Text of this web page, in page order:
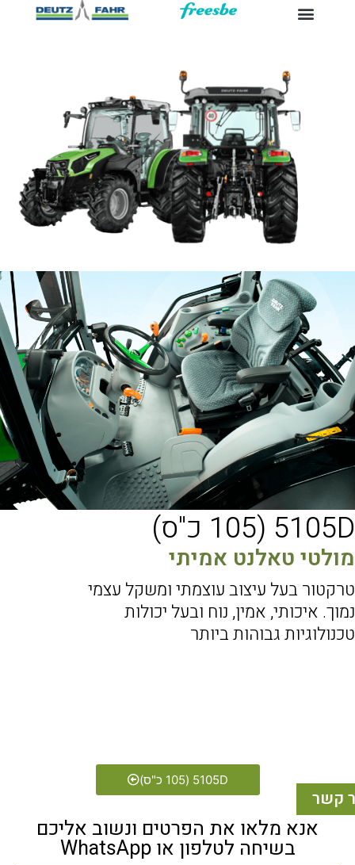
5105D (105 כ"ס)
מולטי טאלנט אמיתי
טרקטור בעל עיצוב עוצמתי ומשקל עצמי
נמוך. איכותי, אמין, נוח ובעל יכולות
טכנולוגיות גבוהות ביותר
5105D (105 כ"ס)
קשר
אנא מלאו את הפרטים ונשוב אליכם
בשיחה לטלפון או WhatsApp